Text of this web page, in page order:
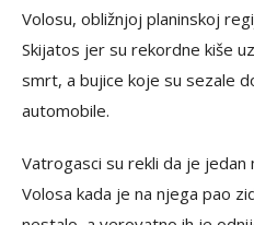
Volosu, obližnjoj planinskoj
Skijatos jer su rekordne kiše
smrt, a bujice koje su sezale
automobile.
Vatrogasci su rekli da je jedan
Volosa kada je na njega pao